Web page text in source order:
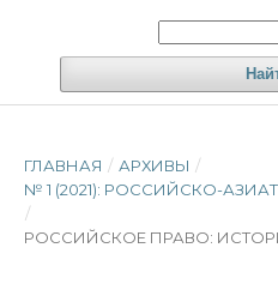
ГЛАВНАЯ / АРХИВЫ /
№ 1 (2021): РОССИЙСКО-
/
РОССИЙСКОЕ ПРАВО: